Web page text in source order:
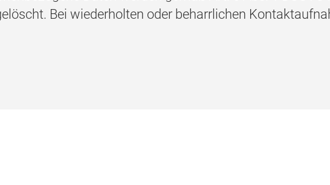
Bei wiederholten oder beharrlichen